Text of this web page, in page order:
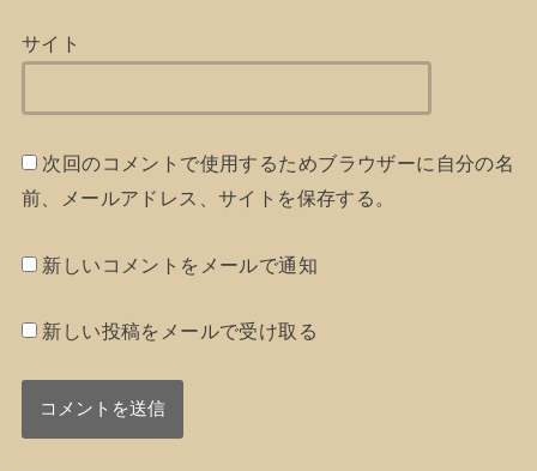
サイト
次回のコメントで使用するためブラウザーに自分の名
前、メールアドレス、サイトを保存する。
新しいコメントをメールで通知
新しい投稿をメールで受け取る